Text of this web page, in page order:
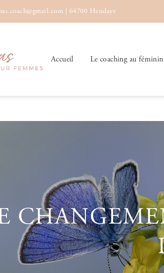
64700 Hendaye
Accueil Le coaching au féminin